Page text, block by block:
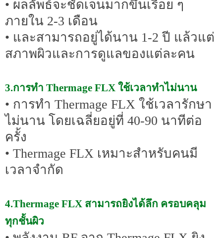
• ผลลัพธ์จะชัดเจนมากขึ้นเรื่อย ๆ
ภายใน 2-3 เดือน
• และสามารถอยู่ได้นาน 1-2 ปี แล้วแต่
สภาพผิวและการดูแลของแต่ละคน
3.การทำ Thermage FLX ใช้เวลาทำไม่นาน
• การทำ Thermage FLX ใช้เวลารักษา
ไม่นาน โดยเฉลี่ยอยู่ที่ 40-90 นาทีต่อ
ครั้ง
• Thermage FLX เหมาะสำหรับคนมี
เวลาจำกัด
4.Thermage FLX สามารถยิงได้ลึก ครอบคลุม
ทุกชั้นผิว